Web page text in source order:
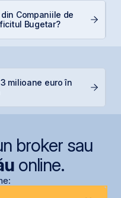
Companiile de
Bugetar?
milioane euro în
broker sau
online.